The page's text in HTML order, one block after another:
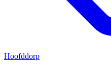
Hoofddorp